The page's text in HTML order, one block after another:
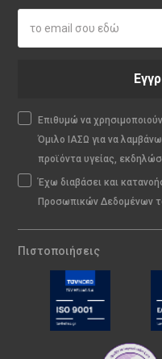
Επιθυμώ να
Όμιλο ΙΑΣΩ για να
προϊόντα υγείας,
Έχω διαβάσει και
Προσωπικών Δεδομένων
Πιστοποιήσεις